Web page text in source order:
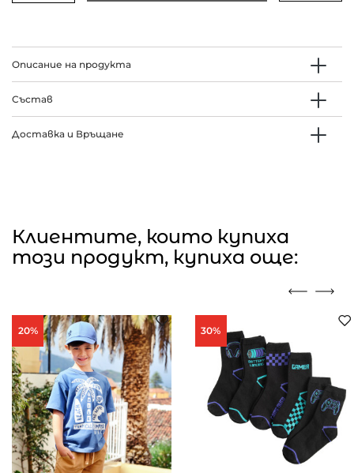
Описание на продукта
Състав
Доставка и Връщане
Клиентите, които купиха
този продукт, купиха още:
20% 30%